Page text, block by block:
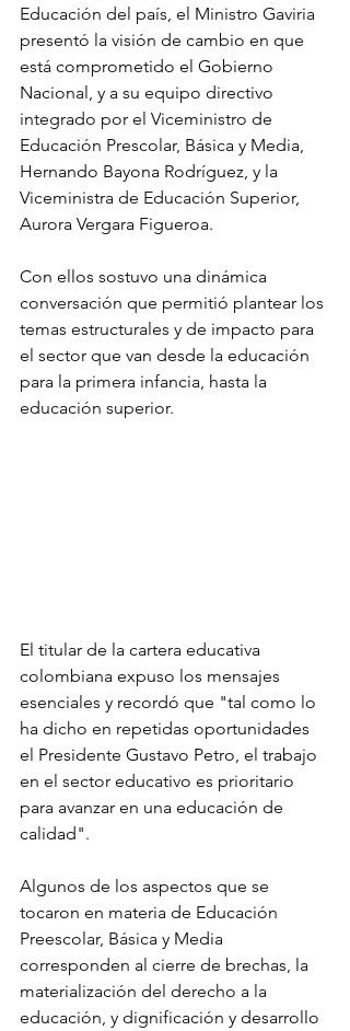
Educación del país, el Ministro Gaviria
presentó la visión de cambio en que
está comprometido el Gobierno
Nacional, y a su equipo directivo
integrado por el Viceministro de
Educación Prescolar, Básica y Media,
Hernando Bayona Rodríguez, y la
Viceministra de Educación Superior,
Aurora Vergara Figueroa.
Con ellos sostuvo una dinámica
conversación que permitió plantear los
temas estructurales y de impacto para
el sector que van desde la educación
para la primera infancia, hasta la
educación superior.
El titular de la cartera educativa
colombiana expuso los mensajes
esenciales y recordó que "tal como lo
ha dicho en repetidas oportunidades
el Presidente Gustavo Petro, el trabajo
en el sector educativo es prioritario
para avanzar en una educación de
calidad".
Algunos de los aspectos que se
tocaron en materia de Educación
Preescolar, Básica y Media
corresponden al cierre de brechas, la
materialización del derecho a la
educación, y dignificación y desarrollo